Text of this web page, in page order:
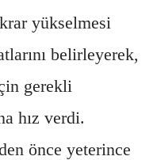
yükselmesi
belirleyerek,
gerekli
hız verdi.
önce yeterince